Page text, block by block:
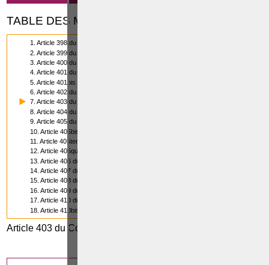
TABLE DES MATIÈRES
1. Article 398 du Code pénal
2. Article 399 du Code pénal
3. Article 400 du Code pénal
4. Article 401 du Code pénal
5. Article 401bis du Code pénal
6. Article 402 du Code pénal
7. Article 403 du Code pénal
8. Article 404 du Code pénal
9. Article 405 du Code pénal
10. Article 405bis du Code pénal
11. Article 405ter du Code pénal
12. Article 405quater du Code pénal
13. Article 406 du Code pénal
14. Article 407 du Code pénal
15. Article 408 du code pénal
16. Article 409 du Code pénal
17. Article 410 du Code pénal
18. Article 410bis du Code pénal
Article 403 du Code pénal